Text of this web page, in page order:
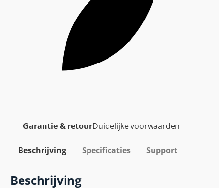
Garantie & retourDuidelijke voorwaarden
Beschrijving Specificaties Support
Beschrijving